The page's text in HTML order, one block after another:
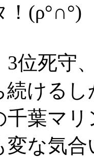
！(ρ°∩°)
3位死守
続ける
千葉マ
変な気